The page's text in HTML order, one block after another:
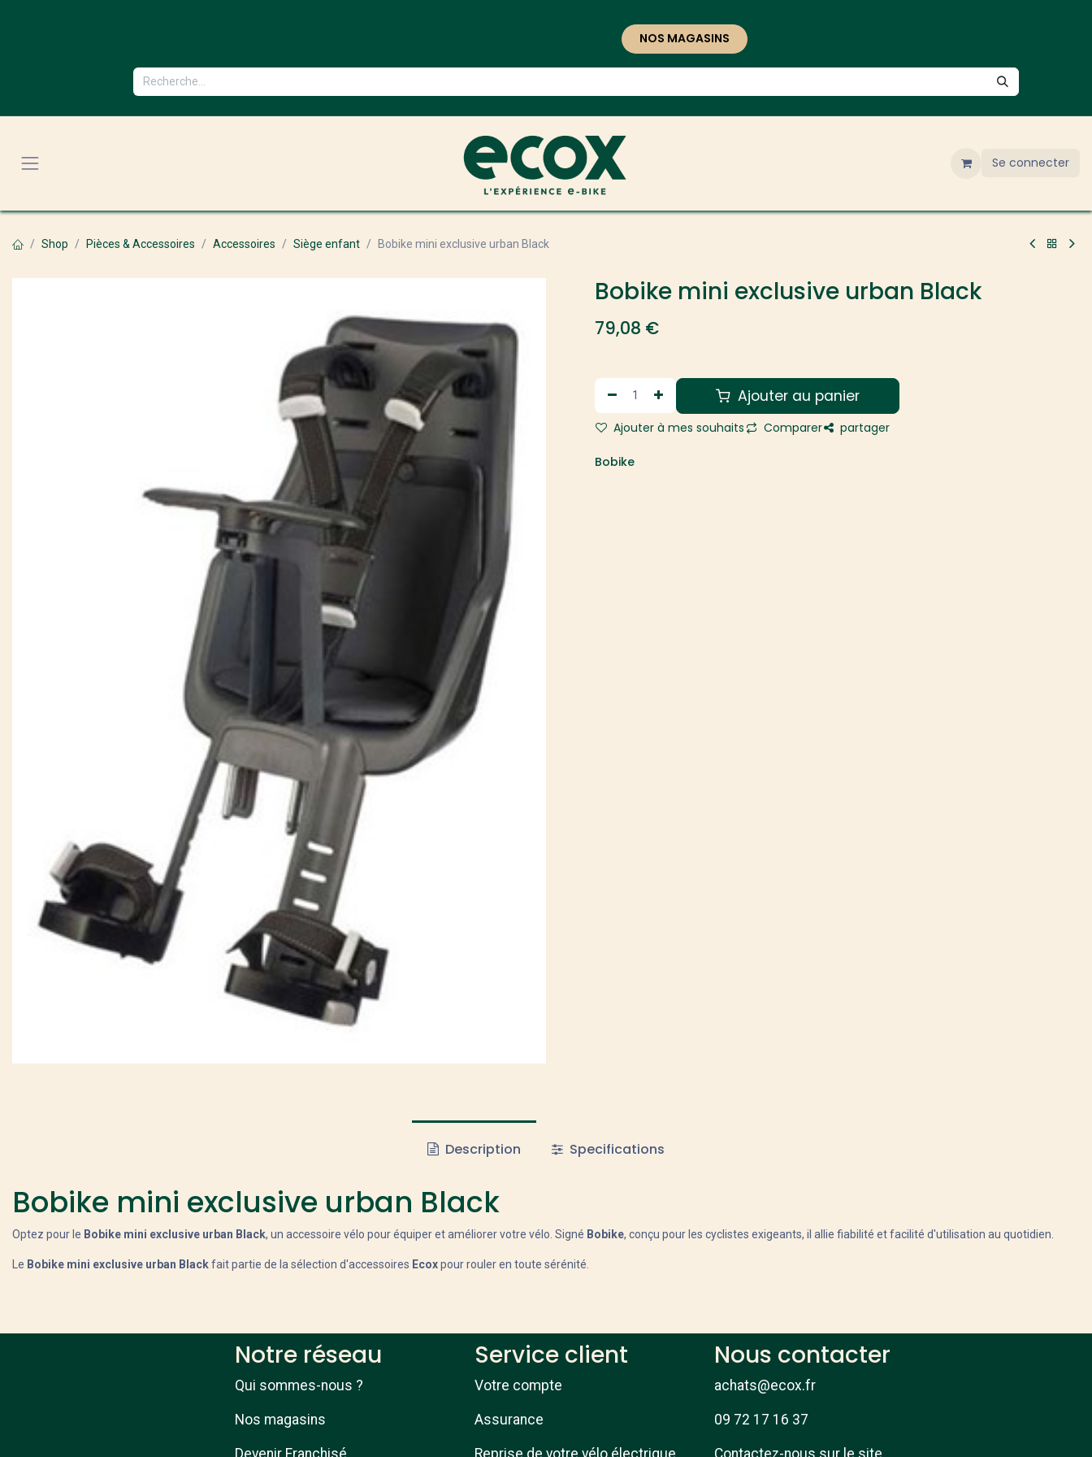
NOS MAGASINS
Se connecter
Shop Pièces & Accessoires Accessoires Siège enfant Bobike mini exclusive urban Black
Bobike mini exclusive urban Black
79,08 €
Ajouter au panier
Ajouter à mes souhaits Comparer partager
Bobike
Description Specifications
Bobike mini exclusive urban Black
Optez pour le Bobike mini exclusive urban Black, un accessoire vélo pour équiper et améliorer votre vélo. Signé Bobike, conçu pour les cyclistes exigeants, il allie fiabilité et facilité d'utilisation au quotidien.
Le Bobike mini exclusive urban Blackfait partie de la sélection d'accessoires Ecoxpour rouler en toute sérénité.
Nous contacter
achats@ecox.fr
09 72 17 16 37
Contactez-nous sur le site
Service client
Votre compte
Assurance
Reprise de votre vélo électrique
Notre réseau
Qui sommes-nous ?
Nos magasins
Devenir Franchisé